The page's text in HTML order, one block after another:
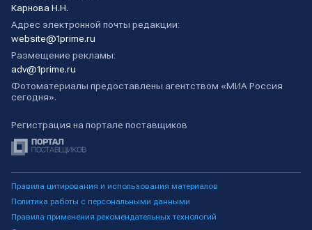
Карнова Н.Н.
Адрес электронной почты редакции:
website@1prime.ru
Размещение рекламы:
adv@1prime.ru
Фотоматериалы предоставлены агентством «МИА Россия
сегодня».
Регистрация на портале поставщиков
Правила цитирования и использования материалов
Политика работы с персональными данными
Правила применения рекомендательных технологий